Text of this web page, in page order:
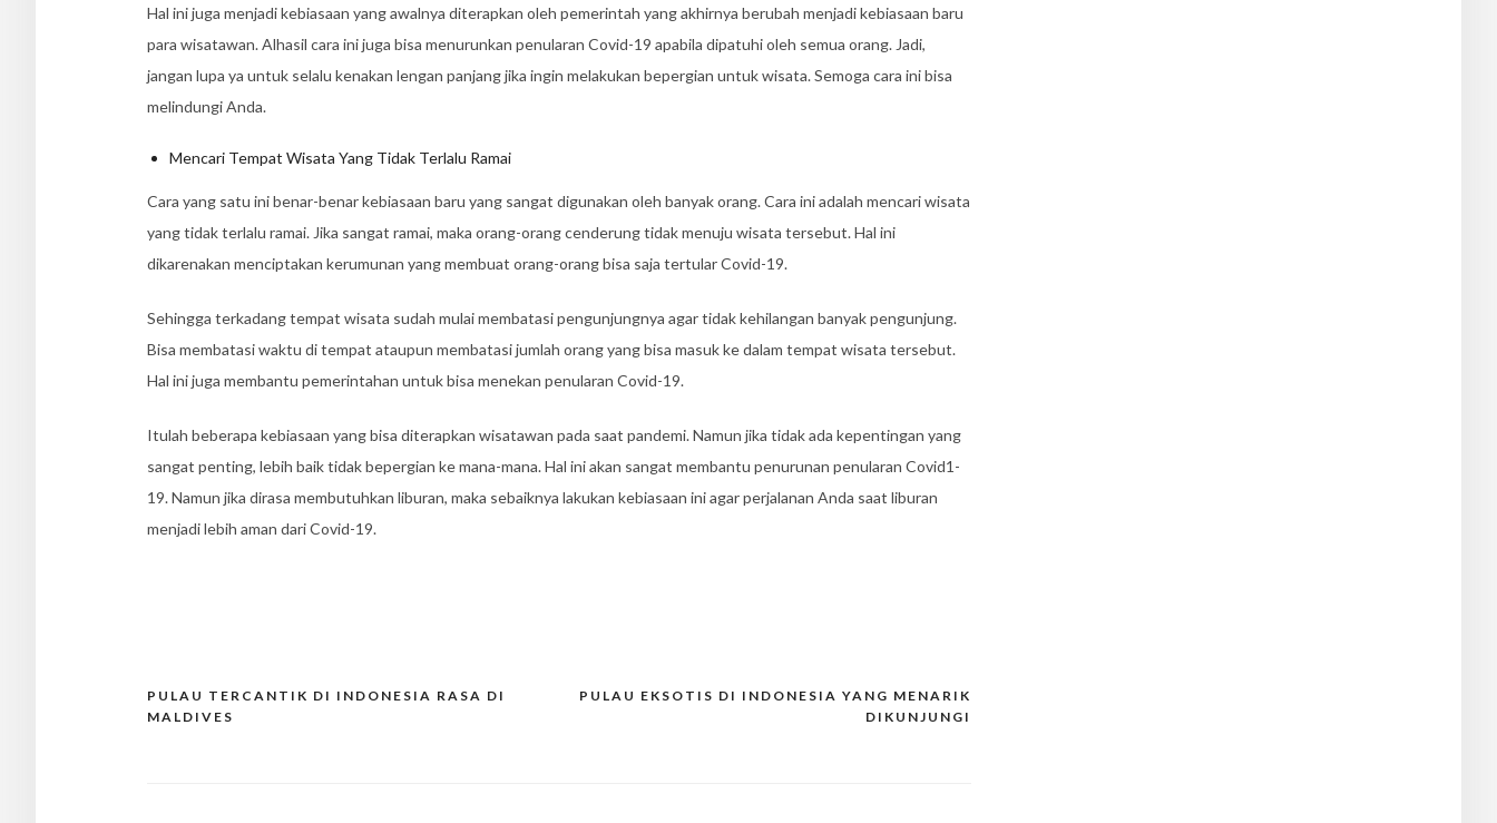
Hal ini juga menjadi kebiasaan yang awalnya diterapkan oleh pemerintah yang akhirnya berubah menjadi kebiasaan baru
para wisatawan. Alhasil cara ini juga bisa menurunkan penularan Covid-19 apabila dipatuhi oleh semua orang. Jadi,
jangan lupa ya untuk selalu kenakan lengan panjang jika ingin melakukan bepergian untuk wisata. Semoga cara ini bisa
melindungi Anda.
Mencari Tempat Wisata Yang Tidak Terlalu Ramai
Cara yang satu ini benar-benar kebiasaan baru yang sangat digunakan oleh banyak orang. Cara ini adalah mencari wisata
yang tidak terlalu ramai. Jika sangat ramai, maka orang-orang cenderung tidak menuju wisata tersebut. Hal ini
dikarenakan menciptakan kerumunan yang membuat orang-orang bisa saja tertular Covid-19.
Sehingga terkadang tempat wisata sudah mulai membatasi pengunjungnya agar tidak kehilangan banyak pengunjung.
Bisa membatasi waktu di tempat ataupun membatasi jumlah orang yang bisa masuk ke dalam tempat wisata tersebut.
Hal ini juga membantu pemerintahan untuk bisa menekan penularan Covid-19.
Itulah beberapa kebiasaan yang bisa diterapkan wisatawan pada saat pandemi. Namun jika tidak ada kepentingan yang
sangat penting, lebih baik tidak bepergian ke mana-mana. Hal ini akan sangat membantu penurunan penularan Covid1-
19. Namun jika dirasa membutuhkan liburan, maka sebaiknya lakukan kebiasaan ini agar perjalanan Anda saat liburan
menjadi lebih aman dari Covid-19.
Post
PULAU EKSOTIS DI INDONESIA YANG MENARIK
DIKUNJUNGI
PULAU TERCANTIK DI INDONESIA RASA DI
MALDIVES